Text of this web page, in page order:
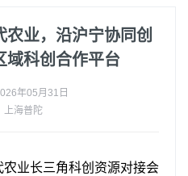
农业，沿沪宁协同创
域科创合作平台
年05月31日
上海普陀
业长三角科创资源对接会